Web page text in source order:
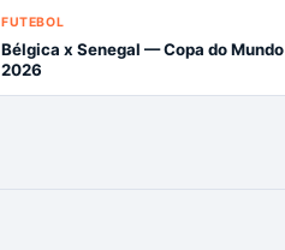
FUTEBOL
Bélgica x Senegal — Copa do Mundo
2026